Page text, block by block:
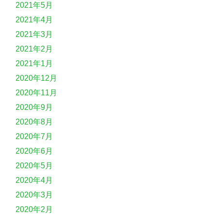
2021年5月
2021年4月
2021年3月
2021年2月
2021年1月
2020年12月
2020年11月
2020年9月
2020年8月
2020年7月
2020年6月
2020年5月
2020年4月
2020年3月
2020年2月